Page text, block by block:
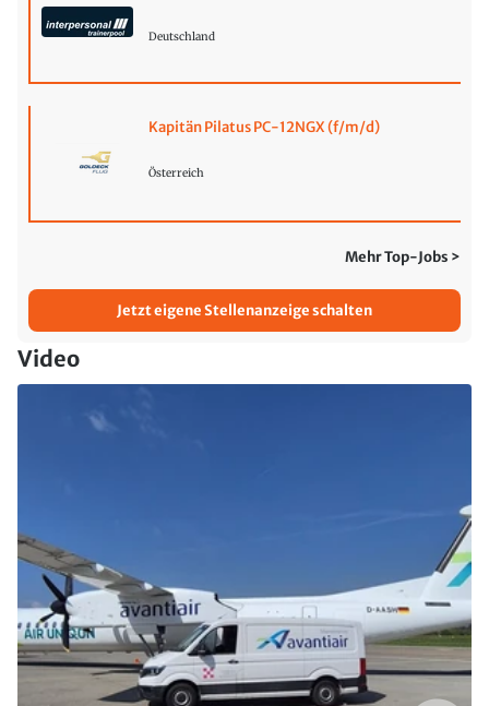
Deutschland
Kapitän Pilatus PC-12NGX (f/m/d)
Österreich
Mehr Top-Jobs >
Jetzt eigene Stellenanzeige schalten
Video